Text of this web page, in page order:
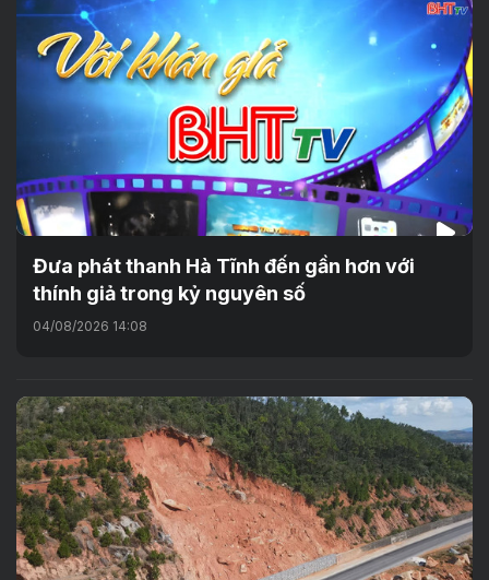
Đưa phát thanh Hà Tĩnh đến gần hơn với
thính giả trong kỷ nguyên số
04/08/2026 14:08